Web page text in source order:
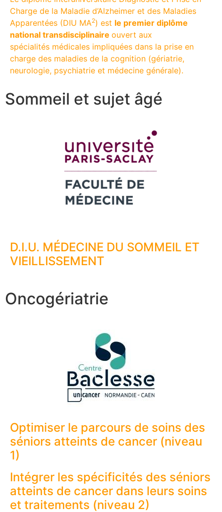
Charge de la Maladie d’Alzheimer et des Maladies
Apparentées (DIU MA2) est le premier diplôme
national transdisciplinaire ouvert aux
spécialités médicales impliquées dans la prise en
charge des maladies de la cognition (gériatrie,
neurologie, psychiatrie et médecine générale).
Sommeil et sujet âgé
D.I.U. MÉDECINE DU SOMMEIL ET
VIEILLISSEMENT
Oncogériatrie
Optimiser le parcours de soins des
séniors atteints de cancer (niveau
1)
Intégrer les spécificités des séniors
atteints de cancer dans leurs soins
et traitements (niveau 2)